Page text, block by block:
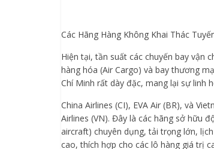
Các Hãng Hàng Không Khai Thác
Hiện tại, tần suất các chuyến bay vận
hàng hóa (Air Cargo) và bay thương
Chí Minh rất dày đặc, mang lại sự linh
China Airlines (CI), EVA Air (BR), và
Airlines (VN). Đây là các hãng sở hữu
aircraft) chuyên dụng, tải trọng lớn,
cao, thích hợp cho các lô hàng giá trị